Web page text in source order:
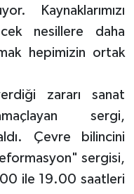
Kaynaklarımızı
nesillere daha
hepimizin ortak
zararı sanat
sergi,
Çevre bilincini
sergisi,
ile 19.00 saatleri